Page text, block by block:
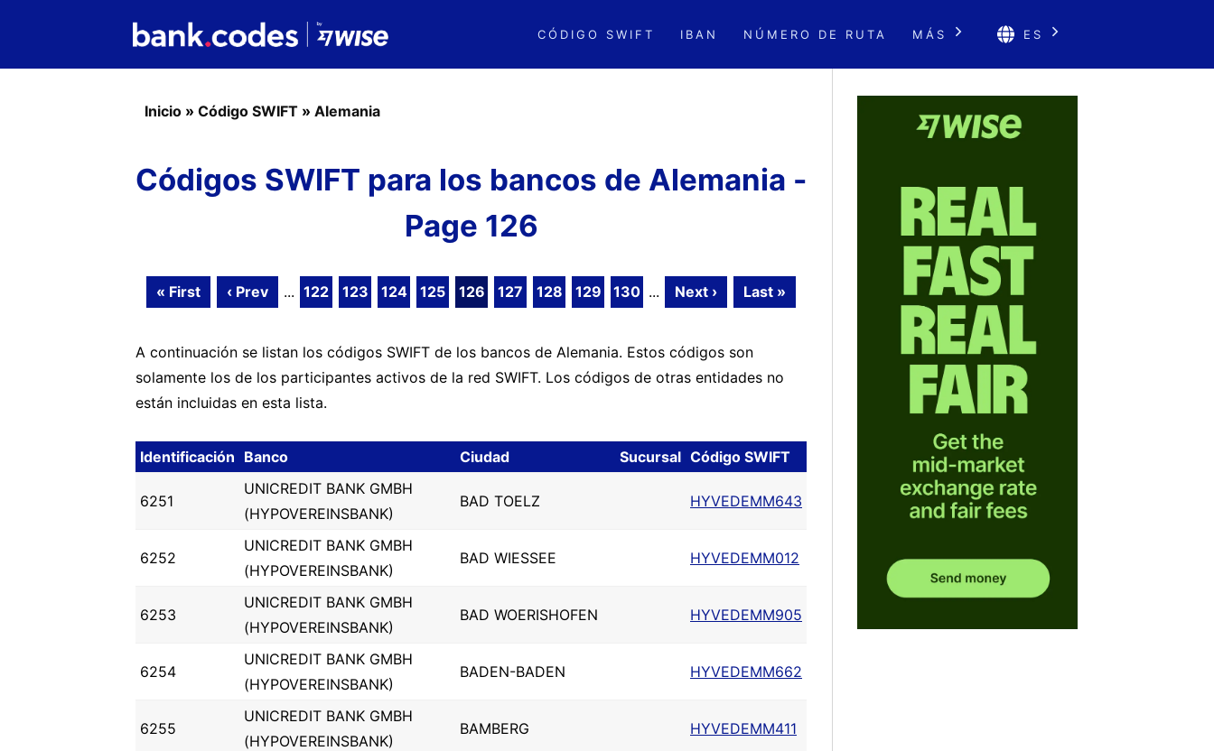
CÓDIGO SWIFT IBAN NÚMERO DE RUTA MÁS ES
Inicio » Código SWIFT » Alemania
Códigos SWIFT para los bancos de Alemania -
Page 126
« First ‹ Prev ... 122 123 124 125 126 127 128 129 130 ... Next › Last »
A continuación se listan los códigos SWIFT de los bancos de Alemania. Estos códigos son
solamente los de los participantes activos de la red SWIFT. Los códigos de otras entidades no
están incluidas en esta lista.
Identificación Banco Ciudad Sucursal Código SWIFT
6251
UNICREDIT BANK GMBH
(HYPOVEREINSBANK)
BAD TOELZ HYVEDEMM643
6252
UNICREDIT BANK GMBH
(HYPOVEREINSBANK)
BAD WIESSEE HYVEDEMM012
6253
UNICREDIT BANK GMBH
(HYPOVEREINSBANK)
BAD WOERISHOFEN HYVEDEMM905
6254
UNICREDIT BANK GMBH
(HYPOVEREINSBANK)
BADEN-BADEN HYVEDEMM662
6255
UNICREDIT BANK GMBH
(HYPOVEREINSBANK)
BAMBERG HYVEDEMM411